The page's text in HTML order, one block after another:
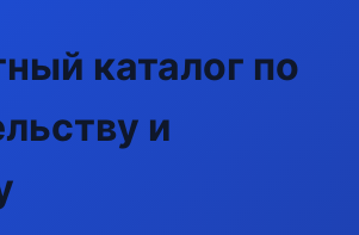
каталог по
и